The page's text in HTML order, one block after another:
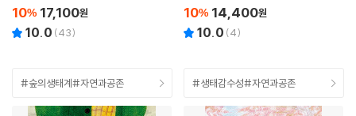
10% 17,100원
10.0 (43)
10% 14,400원
10.0 (4)
#숲의생태계#자연과공존 #생태감수성#자연과공존